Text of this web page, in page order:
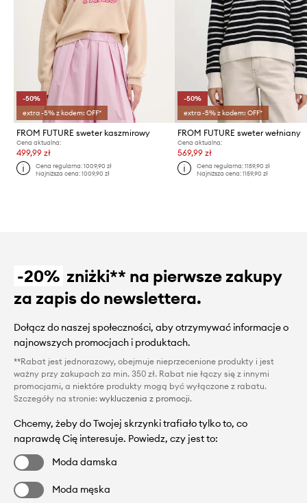
-50%
extra -5% z kodem: OFF*
FROM FUTURE sweter kaszmirowy
Cena aktualna:
499,99 zł
Cena regularna:1009,90 zł
Najniższa cena:1009,90 zł
-50%
extra -5% z kodem: OFF*
FROM FUTURE sweter wełniany
Cena aktualna:
569,99 zł
Cena regularna: 1159,90 zł
Najniższa cena: 1159,90 zł
-20% zniżki** na pierwsze zakupy
za zapis do newslettera.
Dołącz do naszej społeczności, aby otrzymywać informacje o
najnowszych promocjach i produktach.
**Rabat jest jednorazowy, obejmuje nieprzecenione produkty i jest
ważny przy zakupach za min. 350 zł. Rabat nie łączy się z innymi
promocjami, a niektóre produkty mogą być wyłączone z rabatu.
Szczegóły na stronie: wykluczenia z promocji.
Chcemy, żeby do Twojej skrzynki trafiało tylko to, co
naprawdę Cię interesuje. Powiedz, czy jest to:
Moda damska
Moda męska